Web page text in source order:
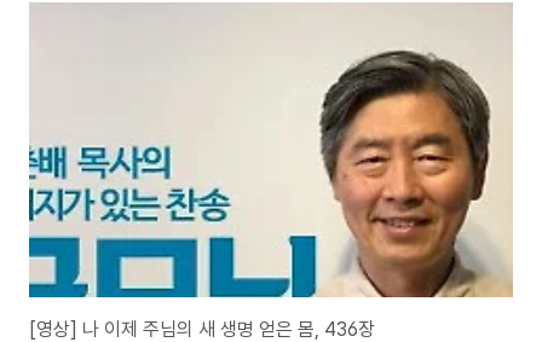
[영상] 나 이제 주님의 새 생명 얻은 몸, 436장